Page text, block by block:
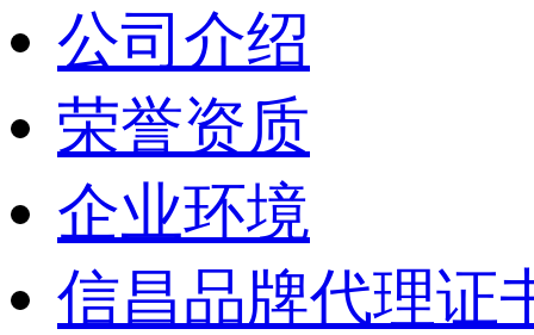
公司介绍
荣誉资质
企业环境
信昌品牌代理证